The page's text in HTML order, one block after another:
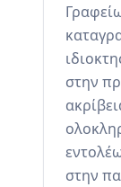
στην
στην